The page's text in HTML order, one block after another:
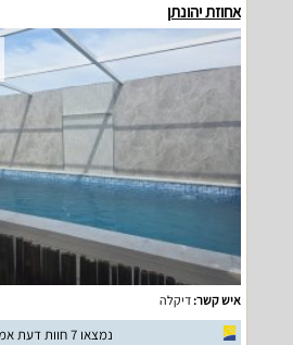
אחוזת יהונתן
איש קשר:דיקלה
נמצאו 7 חוות דעת אמיתיות